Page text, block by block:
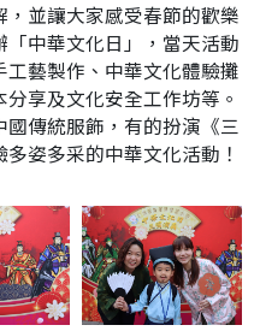
並讓大家感受春節的歡樂
中華文化日」，當天活動
藝製作、中華文化體驗攤
享及文化安全工作坊等。
傳統服飾，有的扮演《三
姿多采的中華文化活動！